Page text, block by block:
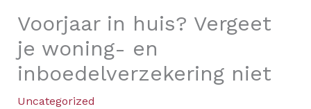
Voorjaar in huis? Vergeet
je woning- en
inboedelverzekering niet
Uncategorized